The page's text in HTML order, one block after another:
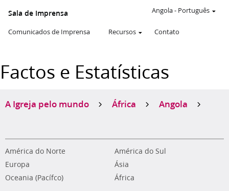
Sala de Imprensa
Comunicados de Imprensa Recursos Contato
Angola- Português
Factos e Estatísticas
A Igreja pelo mundo África Angola
América do Norte
América do Sul
Europa
Ásia
Oceania (Pacífco)
África